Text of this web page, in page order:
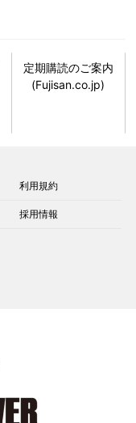
定期購読のご案内
(Fujisan.co.jp)
利用規約
採用情報